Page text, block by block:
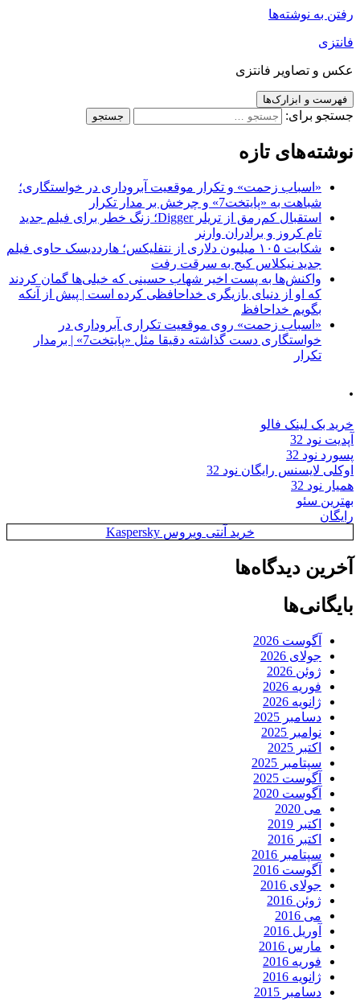
رفتن به نوشته‌ها
فانتزی
عکس و تصاویر فانتزی
فهرست و ابزارک‌ها
جستجو برای:
نوشته‌های تازه
«اسباب زحمت» و تکرار موقعیت آبروداری در خواستگاری؛
شباهت به «پایتخت7» و چرخش بر مدار تکرار
استقبال کم‌رمق از تریلر Digger؛ زنگ خطر برای فیلم جدید
تام کروز و برادران وارنر
شکایت ۱۰۵ میلیون دلاری از نتفلیکس؛ هارددیسک حاوی فیلم
جدید نیکلاس کیج به سرقت رفت
واکنش‌ها به پست اخیر شهاب حسینی که خیلی‌ها گمان کردند
که او از دنیای بازیگری خداحافظی کرده است | پیش از آنکه
بگویم خداحافظ
«اسباب زحمت» روی موقعیت تکراری آبروداری در
خواستگاری دست گذاشته دقیقا مثل «پایتخت7» | برمدار
تکرار
.
خرید بک لینک فالو
آپدیت نود 32
پسورد نود 32
اوکلی لایسنس رایگان نود 32
همیار نود 32
بهترین سئو
رایگان
خرید آنتی ویروس Kaspersky
آخرین دیدگاه‌ها
بایگانی‌ها
آگوست 2026
جولای 2026
ژوئن 2026
فوریه 2026
ژانویه 2026
دسامبر 2025
نوامبر 2025
اکتبر 2025
سپتامبر 2025
آگوست 2025
آگوست 2020
می 2020
اکتبر 2019
اکتبر 2016
سپتامبر 2016
آگوست 2016
جولای 2016
ژوئن 2016
می 2016
آوریل 2016
مارس 2016
فوریه 2016
ژانویه 2016
دسامبر 2015